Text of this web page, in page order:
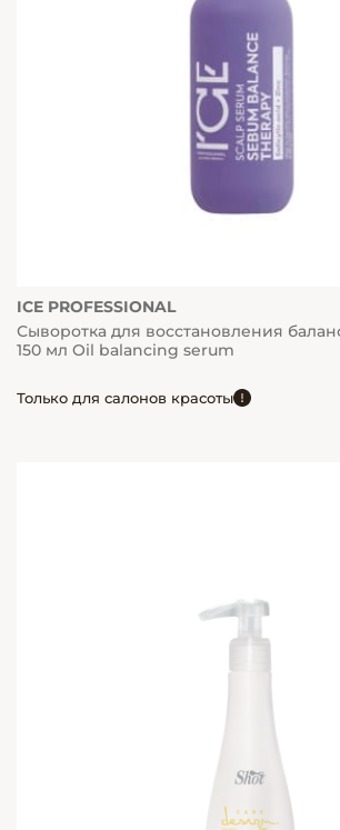
ICE PROFESSIONAL
Сыворотка для восстановления
150 мл Oil balancing serum
Только для салонов красоты